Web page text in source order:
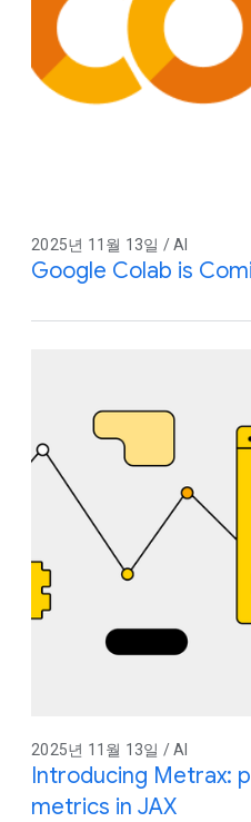
2025년 11월 13일 / AI
Google Colab is
2025년 11월 13일 / AI
Introducing Metrax:
metrics in JAX